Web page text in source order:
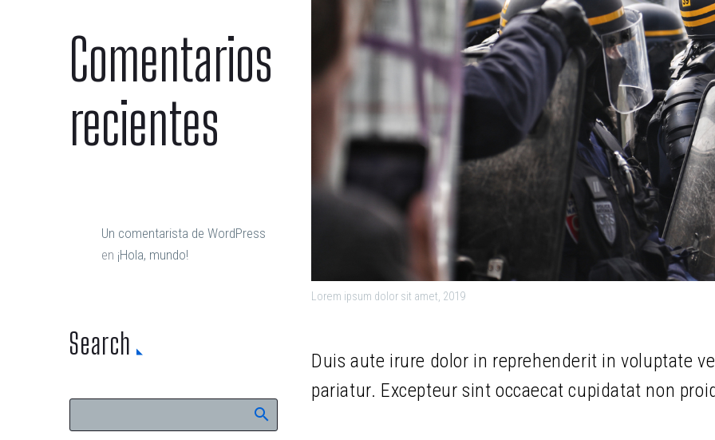
Lorem ipsum dolor sit amet, 2019
Duis aute irure dolor in reprehenderit in voluptate
pariatur. Excepteur sint occaecat cupidatat non
Comentarios
recientes
Un comentarista de WordPress
en ¡Hola, mundo!
Search